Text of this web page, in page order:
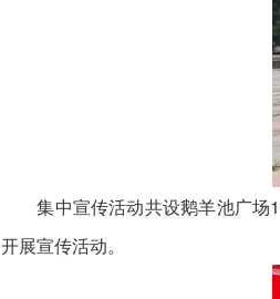
集中宣传活动共设鹅羊池广场1
开展宣传活动。